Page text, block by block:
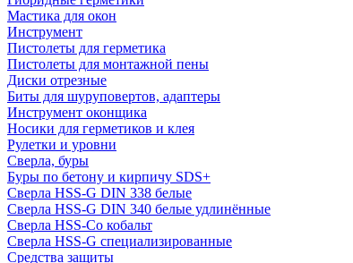
Мастика для окон
Инструмент
Пистолеты для герметика
Пистолеты для монтажной пены
Диски отрезные
Биты для шуруповертов, адаптеры
Инструмент оконщика
Носики для герметиков и клея
Рулетки и уровни
Сверла, буры
Буры по бетону и кирпичу SDS+
Сверла HSS-G DIN 338 белые
Сверла HSS-G DIN 340 белые удлинённые
Сверла HSS-Co кобальт
Сверла HSS-G специализированные
Средства защиты